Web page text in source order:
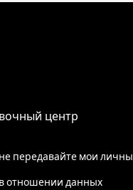
центр
передавайте мои
отношении данных